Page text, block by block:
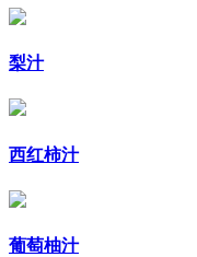
梨汁
西红柿汁
葡萄柚汁